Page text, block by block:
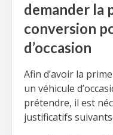
demander la
conversion
d’occasion
Afin d’avoir la
un véhicule
prétendre, il est
justificatifs suivants